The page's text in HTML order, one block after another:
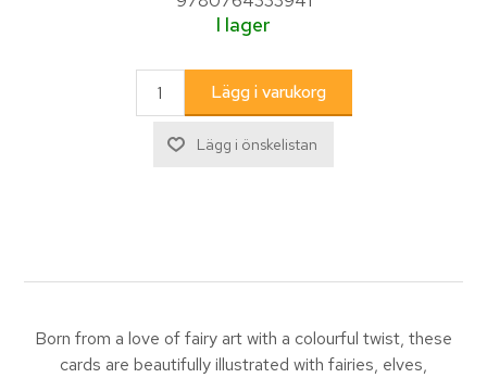
I lager
Born from a love of fairy art with a colourful twist, these
cards are beautifully illustrated with fairies, elves,